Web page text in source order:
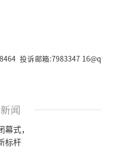
投诉邮箱:7983347 16@q
闻
式，
标杆